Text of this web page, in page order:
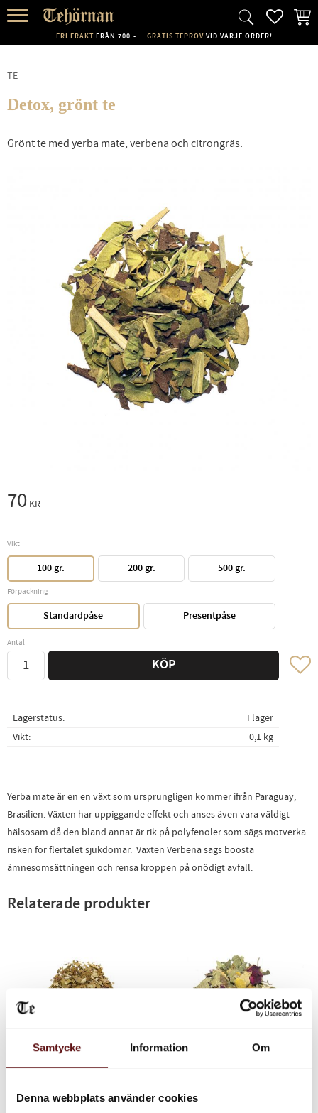
Samtycke Information Om
Denna webbplats använder cookies
FRI FRAKT FRÅN 700:- GRATIS TEPROV VID VARJE ORDER!
TE
Detox, grönt te
Grönt te med yerba mate, verbena och citrongräs.
70 KR
Vikt
100 gr. 200 gr. 500 gr.
Förpackning
Standardpåse Presentpåse
Antal
KÖP Lägg
Lagerstatus
I lager
Vikt
0,1 kg
Yerba mate är en en växt som ursprungligen kommer ifrån Paraguay,
Brasilien. Växten har uppiggande effekt och anses även vara väldigt
hälsosam då den bland annat är rik på polyfenoler som sägs motverka
risken för flertalet sjukdomar. Växten Verbena sägs boosta
ämnesomsättningen och rensa kroppen på onödigt avfall.
Relaterade produkter
Ört Te
Ett ört te med bland annat